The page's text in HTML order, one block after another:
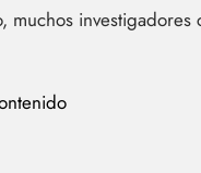
muchos